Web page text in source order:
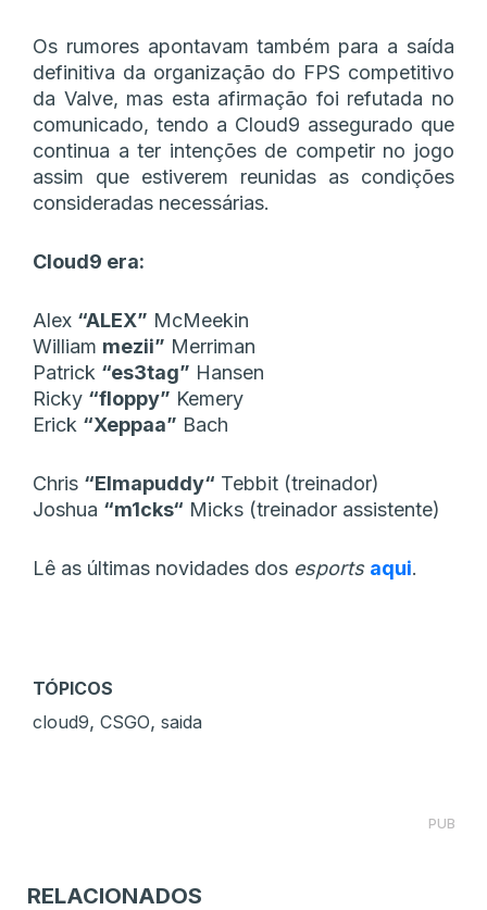
Os rumores apontavam também para a saída
definitiva da organização do FPS competitivo
da Valve, mas esta afirmação foi refutada no
comunicado, tendo a Cloud9 assegurado que
continua a ter intenções de competir no jogo
assim que estiverem reunidas as condições
consideradas necessárias.
Cloud9 era:
Alex “ALEX⁠” McMeekin
William ⁠mezii⁠” Merriman
Patrick “es3tag” Hansen
Ricky “floppy⁠” Kemery
Erick “Xeppaa” Bach
Chris “Elmapuddy⁠“ Tebbit (treinador)
Joshua “m1cks⁠“ Micks (treinador assistente)
Lê as últimas novidades dos esports aqui.
TÓPICOS
cloud9, CSGO, saida
PUB
RELACIONADOS